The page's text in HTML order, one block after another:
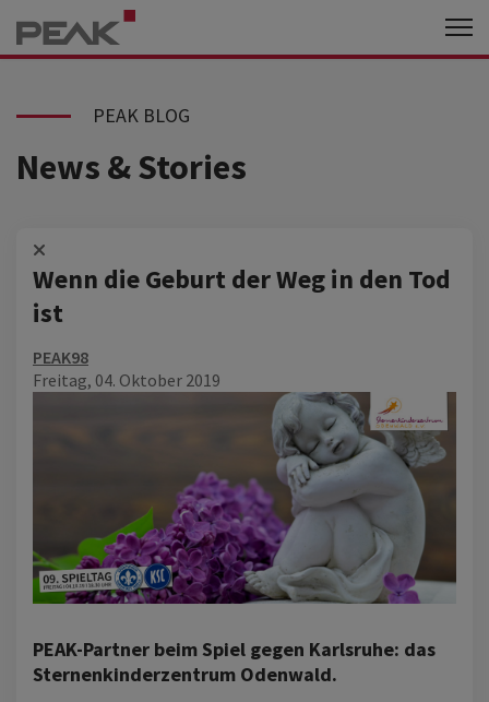
PEAK BLOG
News & Stories
Wenn die Geburt der Weg in den Tod
ist
PEAK98
Freitag, 04. Oktober 2019
PEAK-Partner beim Spiel gegen Karlsruhe: das
Sternenkinderzentrum Odenwald.